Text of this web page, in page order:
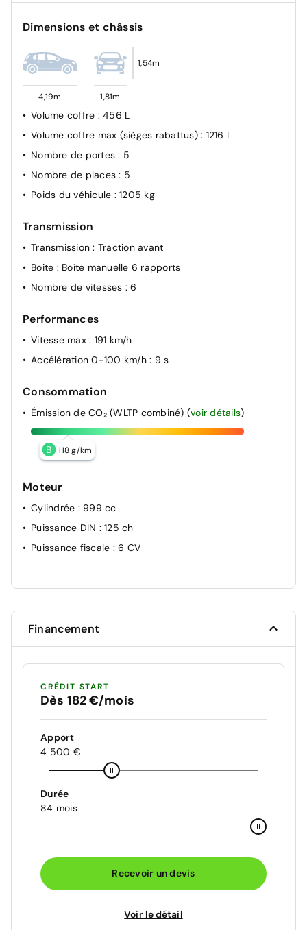
Correcteur électronique de trajectoire
des limitations de vitesse sur le tableau de bord)
Système de prévention de collision avec freinage
post-collision et détection piétons
Dimensions et châssis
4,19m 1,81m
1,54m
Volume coffre : 456 L
Volume coffre max (sièges rabattus) : 1216 L
Nombre de portes: 5
Nombre de places: 5
Poids du véhicule : 1205 kg
Transmission
Transmission: Traction avant
Boite : Boîte manuelle 6 rapports
Nombre de vitesses : 6
Performances
Vitesse max : 191 km/h
Accélération 0-100 km/h : 9 s
Consommation
Émission de CO₂ (WLTP combiné) (voir détails)
B 118 g/km
Moteur
Cylindrée : 999 cc
Puissance DIN : 125 ch
Puissance fiscale : 6 CV
Financement
CRÉDIT START
Dès 182 €/mois
Apport
4 500 €
Durée
84 mois
Recevoir un devis
Voir le détail